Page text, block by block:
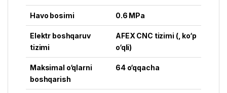
Havo bosimi 0.6 MPa
Elektr boshqaruv
tizimi
AFEX CNC tizimi (, ko‘p
o‘qli)
Maksimal o‘qlarni
boshqarish
64 o‘qqacha